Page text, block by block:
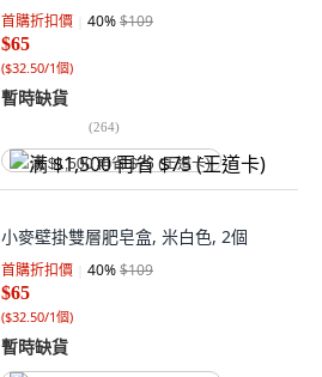
首購折扣價 40%$109
$65
($32.50/1個)
暫時缺貨
(264)
满 $1,500 再省 $75 (王道卡)
小麥壁掛雙層肥皂盒, 米白色, 2個
首購折扣價 40%$109
$65
($32.50/1個)
暫時缺貨